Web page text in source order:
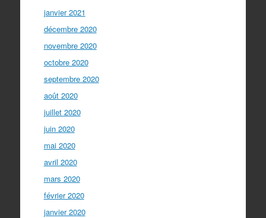
janvier 2021
décembre 2020
novembre 2020
octobre 2020
septembre 2020
août 2020
juillet 2020
juin 2020
mai 2020
avril 2020
mars 2020
février 2020
janvier 2020